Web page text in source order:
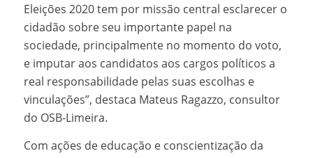
Eleições 2020 tem por missão central esclarecer o
cidadão sobre seu importante papel na
sociedade, principalmente no momento do voto,
e imputar aos candidatos aos cargos políticos a
real responsabilidade pelas suas escolhas e
vinculações”, destaca Mateus Ragazzo, consultor
do OSB-Limeira.
Com ações de educação e conscientização da